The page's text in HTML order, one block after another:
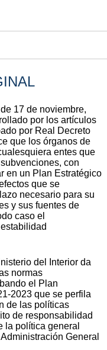
17 de noviembre,
por los artículos
por Real Decreto
que los órganos de
entes que
con
en un Plan Estratégico
que se
necesario para su
y sus fuentes de
caso el
del Interior da
normas
el Plan
2023 que se perfila
de las políticas
de responsabilidad
la política general
General